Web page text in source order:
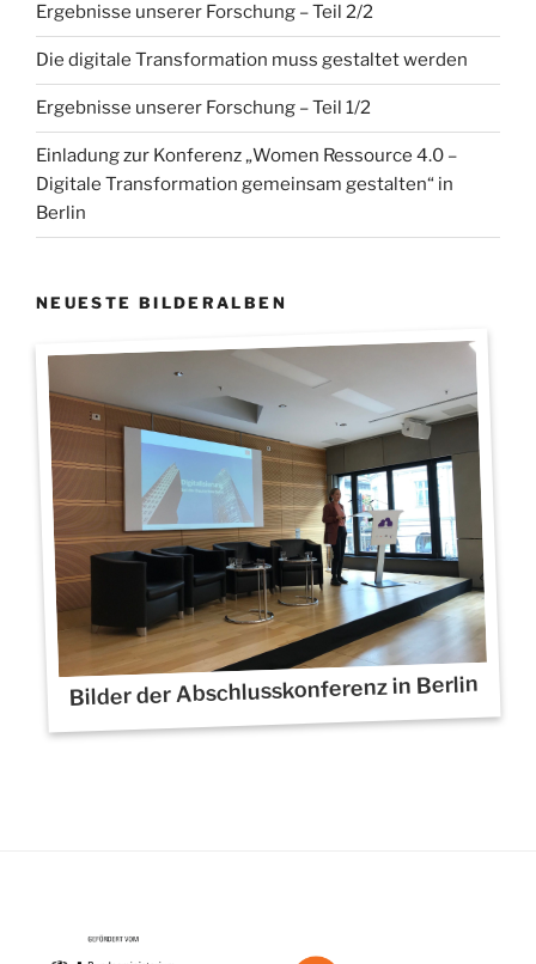
Ergebnisse unserer Forschung – Teil 2/2
Die digitale Transformation muss gestaltet werden
Ergebnisse unserer Forschung – Teil 1/2
Einladung zur Konferenz „Women Ressource 4.0 –
Digitale Transformation gemeinsam gestalten“ in
Berlin
NEUESTE BILDERALBEN
Bilder der Abschlusskonferenz in Berlin